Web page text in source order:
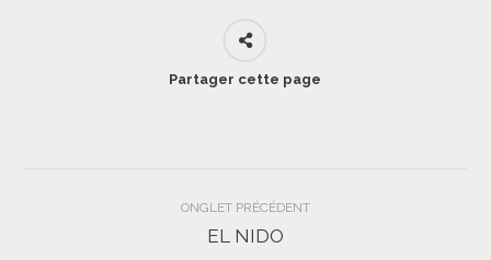
Partager cette page
NavigationONGLET PRÉCÉDENT
Onglet
EL NIDO